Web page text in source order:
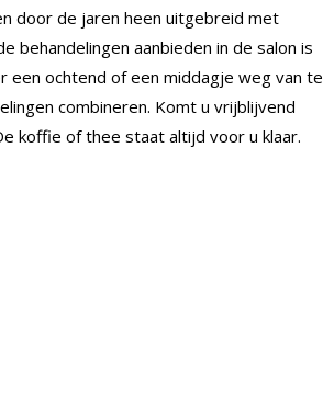
door de jaren heen uitgebreid met
behandelingen aanbieden in de salon is
een ochtend of een middagje weg van te
combineren. Komt u vrijblijvend
koffie of thee staat altijd voor u klaar.